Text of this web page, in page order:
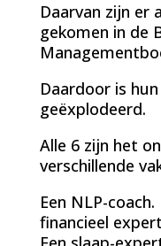
Daarvan zijn er
gekomen in de
Daardoor is
geëxplodeerd.
Alle 6 zijn het
verschillende
Een NLP-
financieel